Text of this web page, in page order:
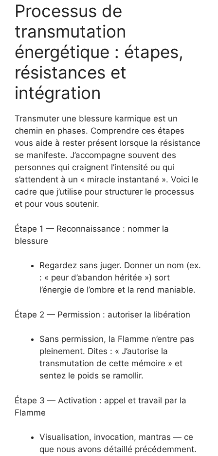
Processus de
transmutation
énergétique : étapes,
résistances et
intégration
Transmuter une blessure karmique est un
chemin en phases. Comprendre ces étapes
vous aide à rester présent lorsque la résistance
se manifeste. J’accompagne souvent des
personnes qui craignent l’intensité ou qui
s’attendent à un « miracle instantané ». Voici le
cadre que j’utilise pour structurer le processus
et pour vous soutenir.
Étape 1 — Reconnaissance : nommer la
blessure
Regardez sans juger. Donner un nom (ex.
: « peur d’abandon héritée ») sort
l’énergie de l’ombre et la rend maniable.
Étape 2 — Permission : autoriser la libération
Sans permission, la Flamme n’entre pas
pleinement. Dites : « J’autorise la
transmutation de cette mémoire » et
sentez le poids se ramollir.
Étape 3 — Activation : appel et travail par la
Flamme
Visualisation, invocation, mantras — ce
que nous avons détaillé précédemment.